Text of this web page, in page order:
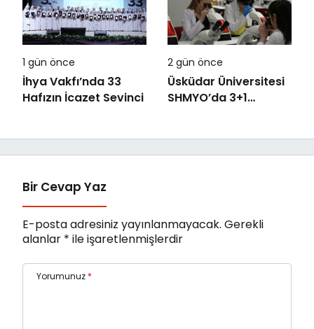
İnşa Ediyoruz”
1 gün önce
İhya Vakfı’nda 33
Hafızın İcazet Sevinci
2 gün önce
Üsküdar Üniversitesi
SHMYO’da 3+1
Bir Cevap Yaz
E-posta adresiniz yayınlanmayacak. Gerekli
alanlar * ile işaretlenmişlerdir
Yorumunuz *